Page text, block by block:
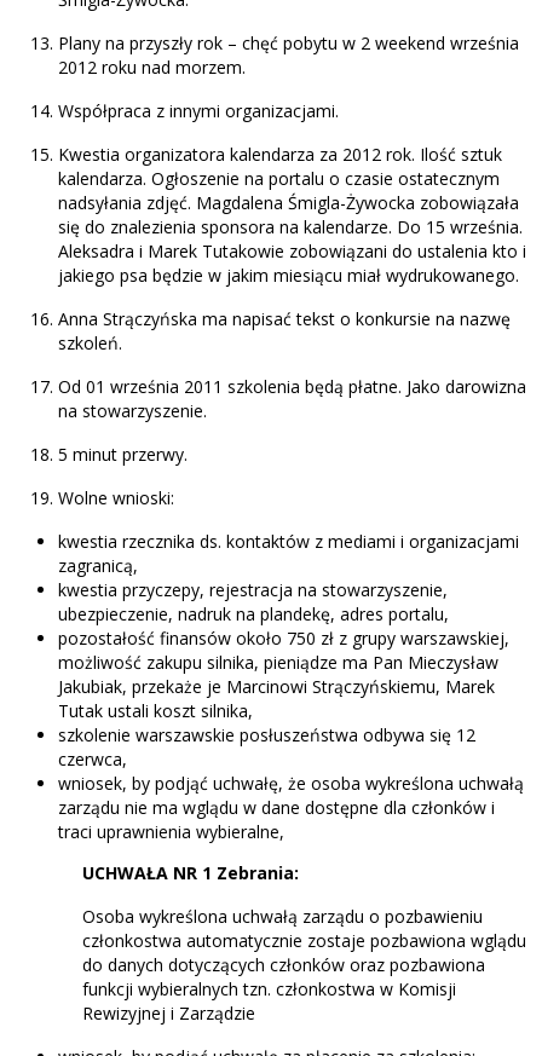
Plany na przyszły rok – chęć pobytu w 2 weekend września
2012 roku nad morzem.
Współpraca z innymi organizacjami.
Kwestia organizatora kalendarza za 2012 rok. Ilość sztuk
kalendarza. Ogłoszenie na portalu o czasie ostatecznym
nadsyłania zdjęć. Magdalena Śmigla-Żywocka zobowiązała
się do znalezienia sponsora na kalendarze. Do 15 września.
Aleksadra i Marek Tutakowie zobowiązani do ustalenia kto i
jakiego psa będzie w jakim miesiącu miał wydrukowanego.
Anna Strączyńska ma napisać tekst o konkursie na nazwę
szkoleń.
Od 01 września 2011 szkolenia będą płatne. Jako darowizna
na stowarzyszenie.
5 minut przerwy.
Wolne wnioski:
kwestia rzecznika ds. kontaktów z mediami i organizacjami
zagranicą,
kwestia przyczepy, rejestracja na stowarzyszenie,
ubezpieczenie, nadruk na plandekę, adres portalu,
pozostałość finansów około 750 zł z grupy warszawskiej,
możliwość zakupu silnika, pieniądze ma Pan Mieczysław
Jakubiak, przekaże je Marcinowi Strączyńskiemu, Marek
Tutak ustali koszt silnika,
szkolenie warszawskie posłuszeństwa odbywa się 12
czerwca,
wniosek, by podjąć uchwałę, że osoba wykreślona uchwałą
zarządu nie ma wglądu w dane dostępne dla członków i
traci uprawnienia wybieralne,
UCHWAŁA NR 1 Zebrania:
Osoba wykreślona uchwałą zarządu o pozbawieniu
członkostwa automatycznie zostaje pozbawiona wglądu
do danych dotyczących członków oraz pozbawiona
funkcji wybieralnych tzn. członkostwa w Komisji
Rewizyjnej i Zarządzie